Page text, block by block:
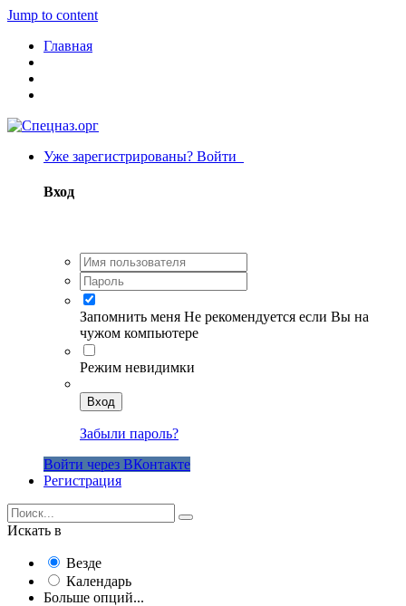
Jump to content
Главная
Уже зарегистрированы? Войти
Вход
Запомнить меня Не рекомендуется если Вы на
чужом компьютере
Режим невидимки
Вход
Забыли пароль?
Войти через ВКонтакте
Регистрация
Искать в
Везде
Календарь
Больше опций...